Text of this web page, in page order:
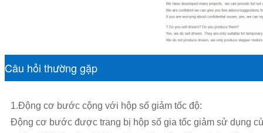
Câu hỏi thường gặp
1.Động cơ bước cộng với hộp số giảm tốc độ:
Động cơ bước được trang bị hộp số gia tốc giảm sử dụng